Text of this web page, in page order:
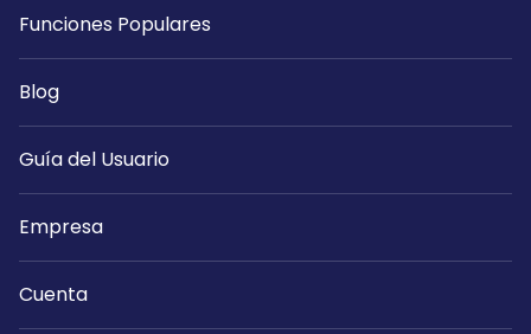
Funciones Populares
Blog
Guía del Usuario
Empresa
Cuenta